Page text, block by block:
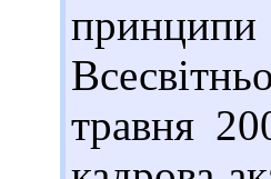
принципи
травня